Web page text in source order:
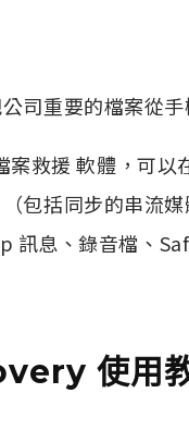
司重要的檔案從手
救援 軟體，可以
包括同步的串流
訊息、錄音檔、
使用